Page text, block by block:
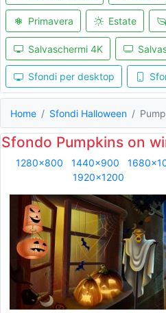
Primavera Estate
Salvaschermi 4K
Sfondi per desktop
Home Sfondi Halloween
Sfondo Pumpkins on
1280x800 1440x900
1920x1200